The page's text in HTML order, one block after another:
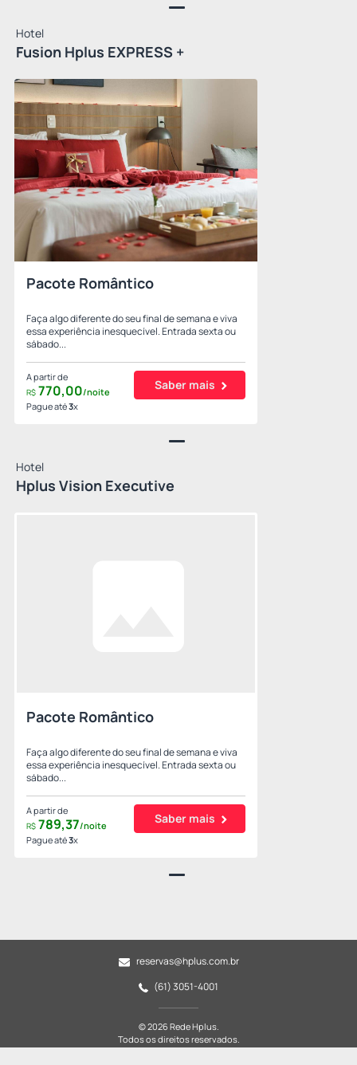
Hotel
Fusion Hplus EXPRESS +
Pacote Romântico
Faça algo diferente do seu final de semana e viva
essa experiência inesquecível. Entrada sexta ou
sábado...
A partir de
R$ 770,00/noite
Pague até3x
Saber mais
Hotel
Hplus Vision Executive
Pacote Romântico
Faça algo diferente do seu final de semana e viva
essa experiência inesquecível. Entrada sexta ou
sábado...
A partir de
R$ 789,37/noite
Pague até3x
Saber mais
reservas@hplus.com.br
(61) 3051-4001
© 2026 Rede Hplus.
Todos os direitos reservados.